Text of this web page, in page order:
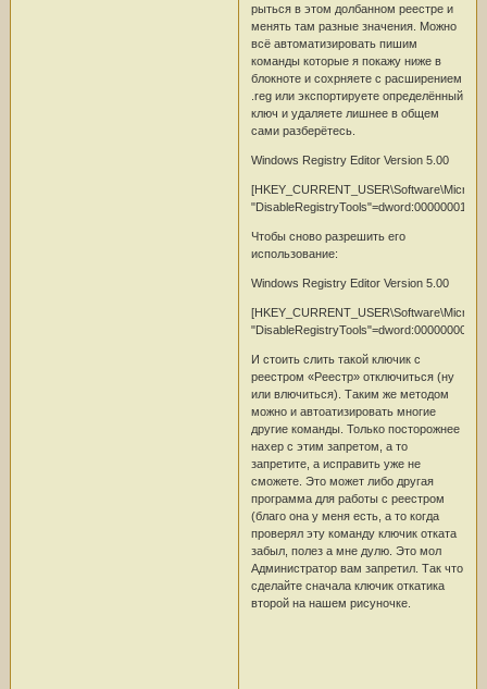
рыться в этом долбанном реестре и
менять там разные значения. Можно
всё автоматизировать пишим
команды которые я покажу ниже в
блокноте и сохрняете с расширением
.reg или экспортируете определённый
ключ и удаляете лишнее в общем
сами разберётесь.
Windows Registry Editor Version 5.00
"DisableRegistryTools"=dword:00000001
Чтобы сново разрешить его
использование:
Windows Registry Editor Version 5.00
"DisableRegistryTools"=dword:00000000
И стоить слить такой ключик с
реестром «Реестр» отключиться (ну
или влючиться). Таким же методом
можно и автоатизировать многие
другие команды. Только посторожнее
нахер с этим запретом, а то
запретите, а исправить уже не
сможете. Это может либо другая
программа для работы с реестром
(благо она у меня есть, а то когда
проверял эту команду ключик отката
забыл, полез а мне дулю. Это мол
Администратор вам запретил. Так что
сделайте сначала ключик откатика
второй на нашем рисуночке.